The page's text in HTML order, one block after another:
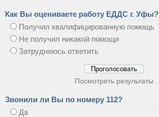
Как Вы оцениваете работу ЕДДС г. Уфы?
Получил квалифицированную помощь
Не получил никакой помощи
Затрудняюсь ответить
Посмотреть результаты
Звонили ли Вы по номеру 112?
Да